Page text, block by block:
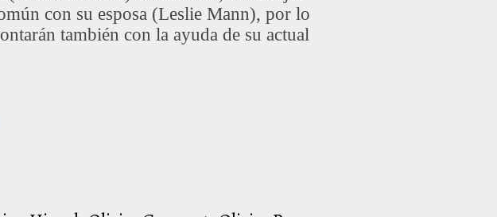
con su esposa (Leslie Mann), por lo
también con la ayuda de su actual